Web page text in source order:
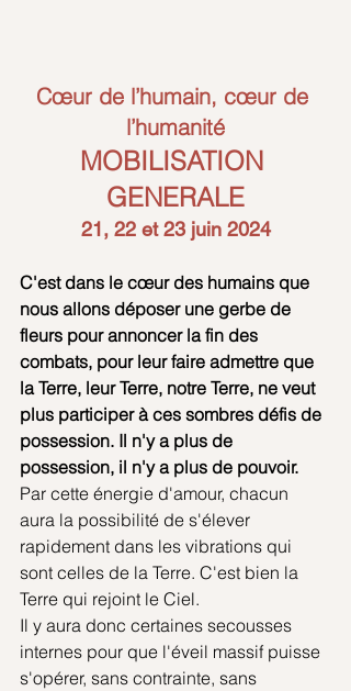
Cœur de l’humain, cœur de
l’humanité
MOBILISATION
GENERALE
21, 22 et 23 juin 2024
C'est dans le cœur des humains que
nous allons déposer une gerbe de
fleurs pour annoncer la fin des
combats, pour leur faire admettre que
la Terre, leur Terre, notre Terre, ne veut
plus participer à ces sombres défis de
possession. Il n'y a plus de
possession, il n'y a plus de pouvoir.
Par cette énergie d'amour, chacun
aura la possibilité de s'élever
rapidement dans les vibrations qui
sont celles de la Terre. C'est bien la
Terre qui rejoint le Ciel.
Il y aura donc certaines secousses
internes pour que l'éveil massif puisse
s'opérer, sans contrainte, sans